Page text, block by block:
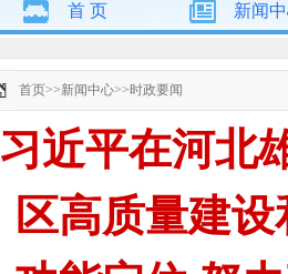
首 页 新闻
首页>>新闻中心>>时政要闻
习近平在河北
区高质量建